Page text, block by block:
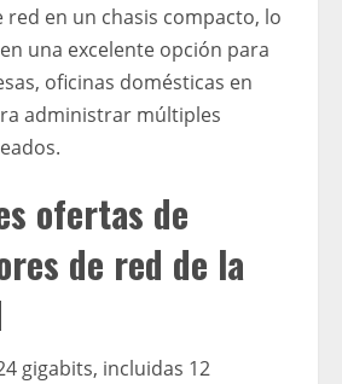
en un chasis compacto, lo
una excelente opción para
oficinas domésticas en
administrar múltiples
ofertas de
de red de la
gigabits, incluidas 12